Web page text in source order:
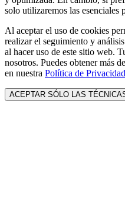
solo utilizaremos las esenciales
Al aceptar el uso de cookies
realizar el seguimiento y
al hacer uso de este sitio web.
nosotros. Puedes obtener más
en nuestra Política de Privacidad
ACEPTAR SÓLO LAS